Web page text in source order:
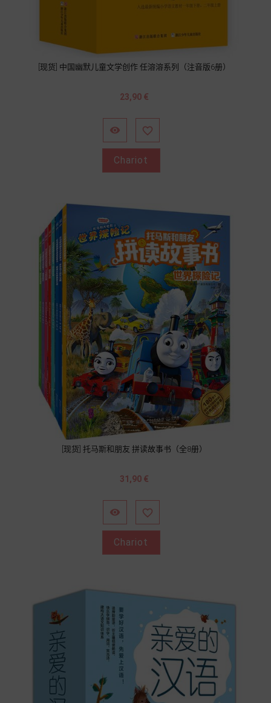
[现货] 中国幽默儿童文学创作 任溶溶系列（注音版6册）
Prix
23,90 €
 
Chariot
[现货] 托马斯和朋友 拼读故事书（全8册）
Prix
31,90 €
 
Chariot